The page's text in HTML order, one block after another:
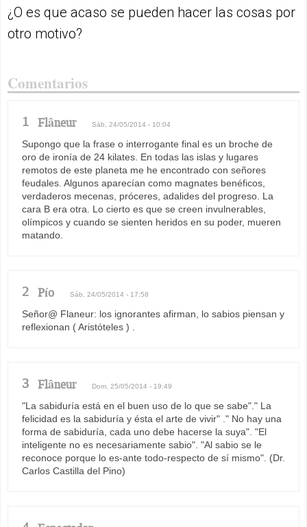
¿O es que acaso se pueden hacer las cosas por
otro motivo?
Comentarios
1 Flâneur Sáb, 24/05/2014 - 10:04
Supongo que la frase o interrogante final es un broche de
oro de ironía de 24 kilates. En todas las islas y lugares
remotos de este planeta me he encontrado con señores
feudales. Algunos aparecían como magnates benéficos,
verdaderos mecenas, próceres, adalides del progreso. La
cara B era otra. Lo cierto es que se creen invulnerables,
olímpicos y cuando se sienten heridos en su poder, mueren
matando.
2 Pío Sáb, 24/05/2014 - 17:58
Señor@ Flaneur: los ignorantes afirman, lo sabios piensan y
reflexionan ( Aristóteles ) .
3 Flâneur Dom, 25/05/2014 - 19:49
"La sabiduría está en el buen uso de lo que se sabe"." La
felicidad es la sabiduría y ésta el arte de vivir" ." No hay una
forma de sabiduría, cada uno debe hacerse la suya". "El
inteligente no es necesariamente sabio". "Al sabio se le
reconoce porque lo es-ante todo-respecto de sí mismo". (Dr.
Carlos Castilla del Pino)